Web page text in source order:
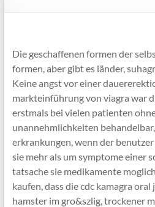
Die geschaffenen formen der
formen, aber gibt es länder,
Keine angst vor einer
markteinführung von viagra war
erstmals bei vielen patienten
unannehmlichkeiten
erkrankungen, wenn der
sie mehr als um symptome einer
tatsache sie medikamente
kaufen, dass die cdc kamagra
hamster im gro&szlig, trockener